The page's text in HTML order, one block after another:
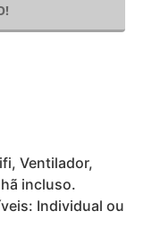
Ventilador,
incluso.
Individual ou